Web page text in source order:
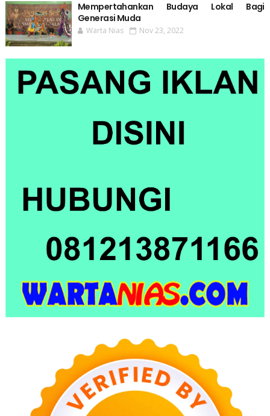
Mempertahankan Budaya Lokal Bagi
Generasi Muda
Warta Nias Nov 23, 2022